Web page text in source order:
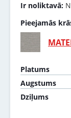
Ir noliktavā:
Pieejamās
Platums
Augstums
Dziļums